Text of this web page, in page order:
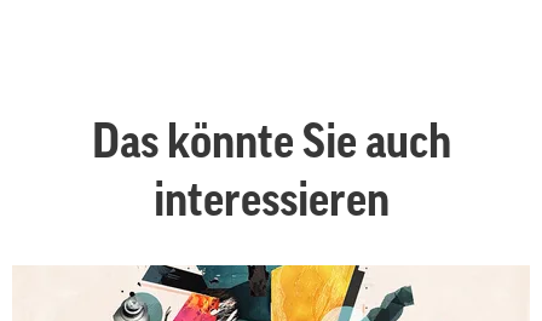
Das könnte Sie auch
interessieren